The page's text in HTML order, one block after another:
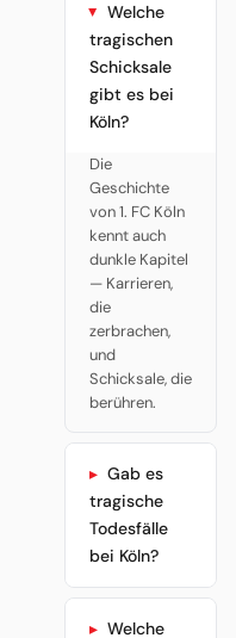
Welche
tragischen
Schicksale
gibt es bei
Köln?
Die
Geschichte
von 1. FC Köln
kennt auch
dunkle Kapitel
— Karrieren,
die
zerbrachen,
und
Schicksale, die
berühren.
Gab es
tragische
Todesfälle
bei Köln?
Welche